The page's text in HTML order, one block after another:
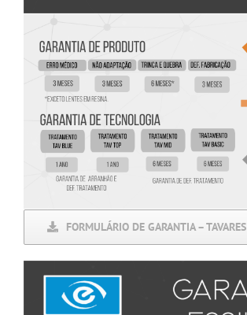
FORMULÁRIO DE GARANTIA – TAVARES